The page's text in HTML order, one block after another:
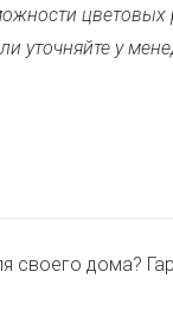
цветовых
уточняйте у
своего дома?